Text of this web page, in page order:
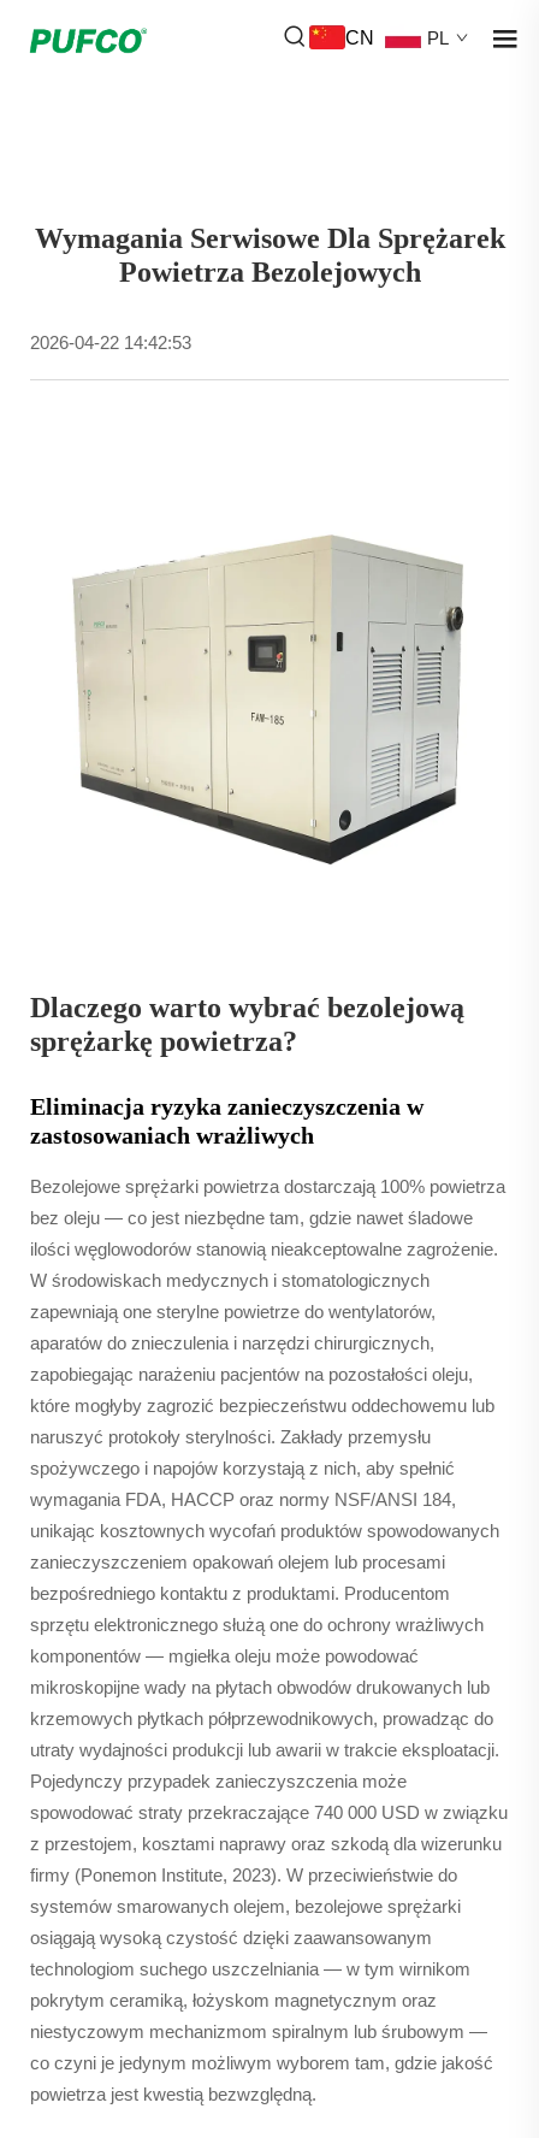
CN PL
Wymagania Serwisowe Dla Sprężarek
Powietrza Bezolejowych
2026-04-22 14:42:53
Dlaczego warto wybrać bezolejową
sprężarkę powietrza?
Eliminacja ryzyka zanieczyszczenia w
zastosowaniach wrażliwych
Bezolejowe sprężarki powietrza dostarczają 100% powietrza
bez oleju — co jest niezbędne tam, gdzie nawet śladowe
ilości węglowodorów stanowią nieakceptowalne zagrożenie.
W środowiskach medycznych i stomatologicznych
zapewniają one sterylne powietrze do wentylatorów,
aparatów do znieczulenia i narzędzi chirurgicznych,
zapobiegając narażeniu pacjentów na pozostałości oleju,
które mogłyby zagrozić bezpieczeństwu oddechowemu lub
naruszyć protokoły sterylności. Zakłady przemysłu
spożywczego i napojów korzystają z nich, aby spełnić
wymagania FDA, HACCP oraz normy NSF/ANSI 184,
unikając kosztownych wycofań produktów spowodowanych
zanieczyszczeniem opakowań olejem lub procesami
bezpośredniego kontaktu z produktami. Producentom
sprzętu elektronicznego służą one do ochrony wrażliwych
komponentów — mgiełka oleju może powodować
mikroskopijne wady na płytach obwodów drukowanych lub
krzemowych płytkach półprzewodnikowych, prowadząc do
utraty wydajności produkcji lub awarii w trakcie eksploatacji.
Pojedynczy przypadek zanieczyszczenia może
spowodować straty przekraczające 740 000 USD w związku
z przestojem, kosztami naprawy oraz szkodą dla wizerunku
firmy (Ponemon Institute, 2023). W przeciwieństwie do
systemów smarowanych olejem, bezolejowe sprężarki
osiągają wysoką czystość dzięki zaawansowanym
technologiom suchego uszczelniania — w tym wirnikom
pokrytym ceramiką, łożyskom magnetycznym oraz
niestyczowym mechanizmom spiralnym lub śrubowym —
co czyni je jedynym możliwym wyborem tam, gdzie jakość
powietrza jest kwestią bezwzględną.